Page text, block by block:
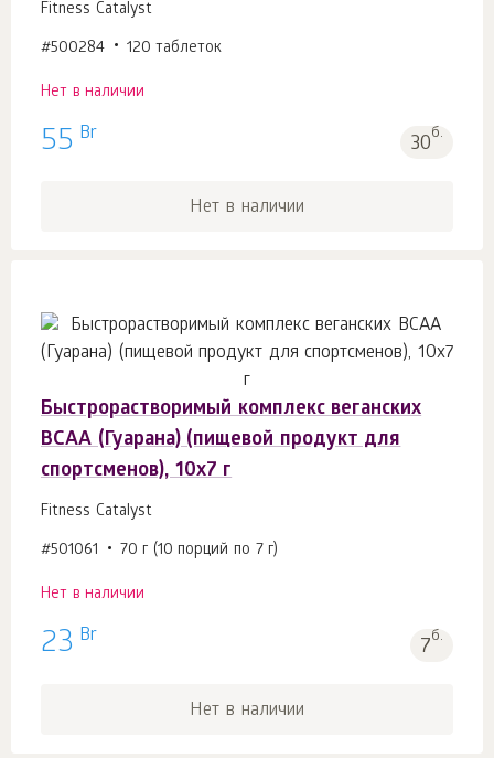
Fitness Catalyst
#500284 120 таблеток
Нет в наличии
55 Br 30б.
Нет в наличии
Быстрорастворимый комплекс веганских
BCAA (Гуарана) (пищевой продукт для
спортсменов), 10х7 г
Fitness Catalyst
#501061 70 г (10 порций по 7 г)
Нет в наличии
23 Br 7б.
Нет в наличии